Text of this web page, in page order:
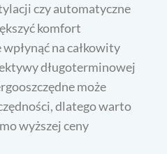
czy automatyczne
komfort
na całkowity
długoterminowej
może
dlatego warto
wyższej ceny